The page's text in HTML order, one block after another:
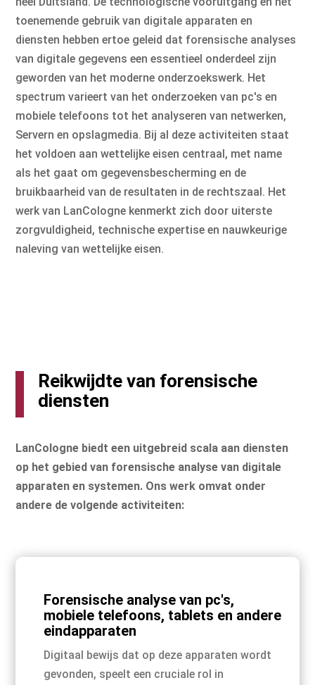
toenemende gebruik van digitale apparaten en
diensten hebben ertoe geleid dat forensische analyses
van digitale gegevens een essentieel onderdeel zijn
geworden van het moderne onderzoekswerk. Het
spectrum varieert van het onderzoeken van pc's en
mobiele telefoons tot het analyseren van netwerken,
Servern en opslagmedia. Bij al deze activiteiten staat
het voldoen aan wettelijke eisen centraal, met name
als het gaat om gegevensbescherming en de
bruikbaarheid van de resultaten in de rechtszaal. Het
werk van LanCologne kenmerkt zich door uiterste
zorgvuldigheid, technische expertise en nauwkeurige
naleving van wettelijke eisen.
Reikwijdte van forensische
diensten
LanCologne biedt een uitgebreid scala aan diensten
op het gebied van forensische analyse van digitale
apparaten en systemen. Ons werk omvat onder
andere de volgende activiteiten:
Forensische analyse van pc's,
mobiele telefoons, tablets en andere
eindapparaten
Digitaal bewijs dat op deze apparaten wordt
gevonden, speelt een cruciale rol in